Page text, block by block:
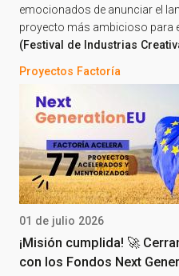
emocionados de anunciar el
proyecto más ambicioso para
(Festival de Industrias
Proyectos Factoría
01 de julio 2026
¡Misión cumplida! 🚀
con los Fondos Next